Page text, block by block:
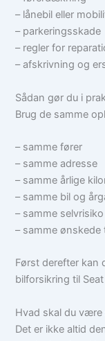
– lånebil eller
– parkeringsskade
– regler for
– afskrivning og
Sådan gør du i
Brug de samme
– samme fører
– samme adresse
– samme årlige
– samme bil og
– samme selvrisiko
– samme
Først derefter kan
bilforsikring til
Hvad skal du
Det er ikke altid